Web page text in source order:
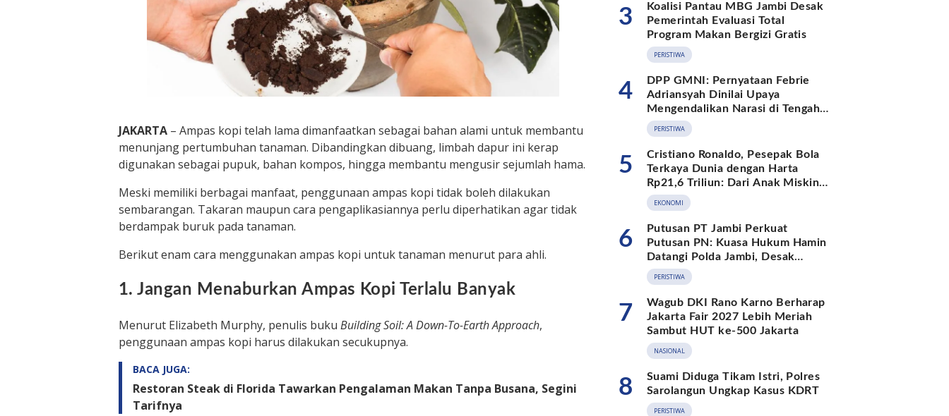
JAKARTA – Ampas kopi telah lama dimanfaatkan sebagai bahan alami untuk membantu
menunjang pertumbuhan tanaman. Dibandingkan dibuang, limbah dapur ini kerap
digunakan sebagai pupuk, bahan kompos, hingga membantu mengusir sejumlah hama.
Meski memiliki berbagai manfaat, penggunaan ampas kopi tidak boleh dilakukan
sembarangan. Takaran maupun cara pengaplikasiannya perlu diperhatikan agar tidak
berdampak buruk pada tanaman.
Berikut enam cara menggunakan ampas kopi untuk tanaman menurut para ahli.
1. Jangan Menaburkan Ampas Kopi Terlalu Banyak
Menurut Elizabeth Murphy, penulis buku Building Soil: A Down-To-Earth Approach,
penggunaan ampas kopi harus dilakukan secukupnya.
BACA JUGA:
Restoran Steak di Florida Tawarkan Pengalaman Makan Tanpa Busana, Segini
Tarifnya
3
Koalisi Pantau MBG Jambi Desak
Pemerintah Evaluasi Total
Program Makan Bergizi Gratis
PERISTIWA
4
DPP GMNI: Pernyataan Febrie
Adriansyah Dinilai Upaya
Mengendalikan Narasi di Tengah
Deretan Fakta yang Belum
Terjawab
PERISTIWA
5
Cristiano Ronaldo, Pesepak Bola
Terkaya Dunia dengan Harta
Rp21,6 Triliun: Dari Anak Miskin
hingga Miliarder
EKONOMI
6
Putusan PT Jambi Perkuat
Putusan PN: Kuasa Hukum Hamin
Datangi Polda Jambi, Desak
Pengusutan Dugaan Penipuan dan
Penggelapan BPKB
PERISTIWA
7
Wagub DKI Rano Karno Berharap
Jakarta Fair 2027 Lebih Meriah
Sambut HUT ke-500 Jakarta
NASIONAL
8
Suami Diduga Tikam Istri, Polres
Sarolangun Ungkap Kasus KDRT
PERISTIWA